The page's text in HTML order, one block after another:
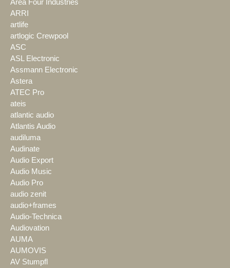
Area Four Industries
ARRI
artlife
artlogic Crewpool
ASC
ASL Electronic
Assmann Electronic
Astera
ATEC Pro
ateis
atlantic audio
Atlantis Audio
audiluma
Audinate
Audio Export
Audio Music
Audio Pro
audio zenit
audio+frames
Audio-Technica
Audiovation
AUMA
AUMOVIS
AV Stumpfl